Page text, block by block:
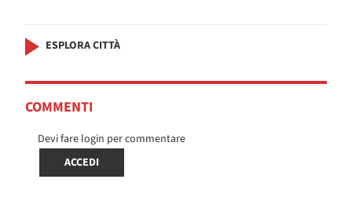
ESPLORA CITTÀ
COMMENTI
Devi fare login per commentare
ACCEDI